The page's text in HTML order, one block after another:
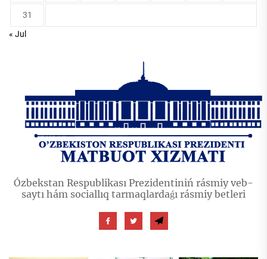
31
« Jul
Ózbekstan Respublikası Prezidentiniń rásmiy veb-
saytı hám sociallıq tarmaqlardaǵı rásmiy betleri